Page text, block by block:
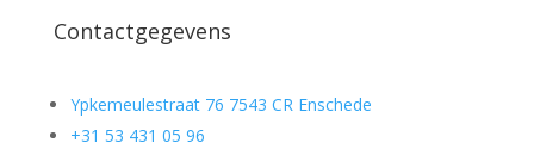
Contactgegevens
Ypkemeulestraat 76 7543 CR Enschede
+31 53 431 05 96